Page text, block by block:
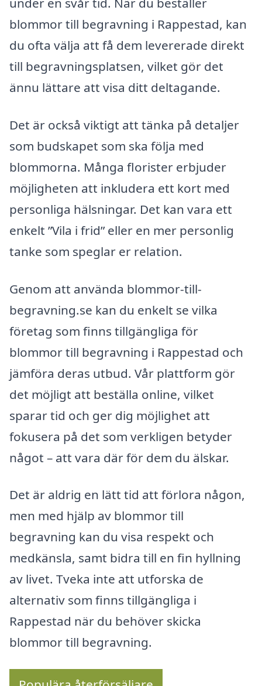
blommor till begravning i Rappestad, kan
du ofta välja att få dem levererade direkt
till begravningsplatsen, vilket gör det
ännu lättare att visa ditt deltagande.
Det är också viktigt att tänka på detaljer
som budskapet som ska följa med
blommorna. Många florister erbjuder
möjligheten att inkludera ett kort med
personliga hälsningar. Det kan vara ett
enkelt ”Vila i frid” eller en mer personlig
tanke som speglar er relation.
Genom att använda blommor-till-
begravning.se kan du enkelt se vilka
företag som finns tillgängliga för
blommor till begravning i Rappestad och
jämföra deras utbud. Vår plattform gör
det möjligt att beställa online, vilket
sparar tid och ger dig möjlighet att
fokusera på det som verkligen betyder
något – att vara där för dem du älskar.
Det är aldrig en lätt tid att förlora någon,
men med hjälp av blommor till
begravning kan du visa respekt och
medkänsla, samt bidra till en fin hyllning
av livet. Tveka inte att utforska de
alternativ som finns tillgängliga i
Rappestad när du behöver skicka
blommor till begravning.